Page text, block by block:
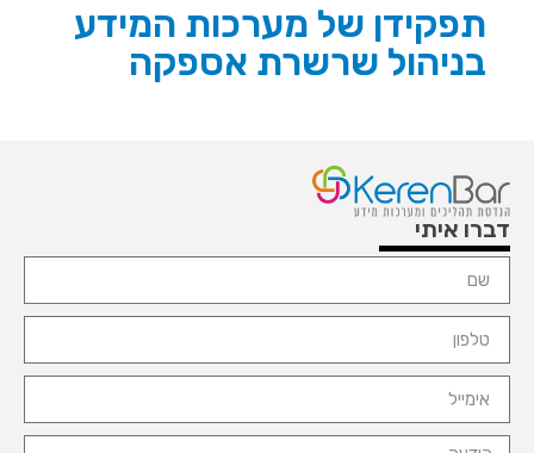
תפקידן של מערכות המידע
בניהול שרשרת אספקה
דברו איתי